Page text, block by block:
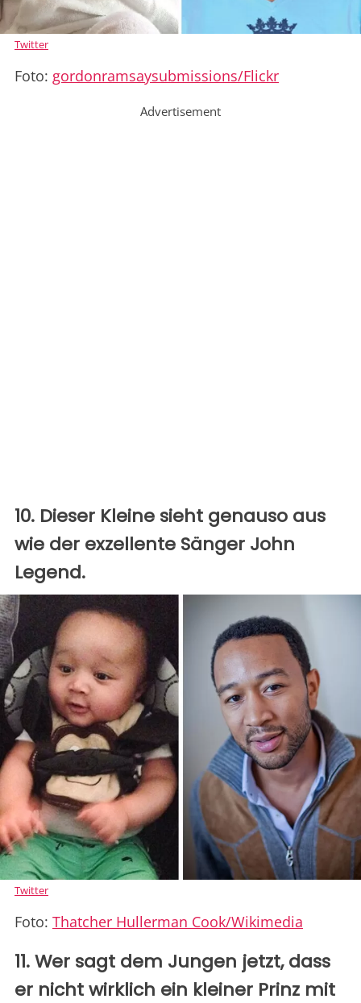
Twitter
Foto: gordonramsaysubmissions/Flickr
Advertisement
10. Dieser Kleine sieht genauso aus
wie der exzellente Sänger John
Legend.
Twitter
Foto: Thatcher Hullerman Cook/Wikimedia
11. Wer sagt dem Jungen jetzt, dass
er nicht wirklich ein kleiner Prinz mit